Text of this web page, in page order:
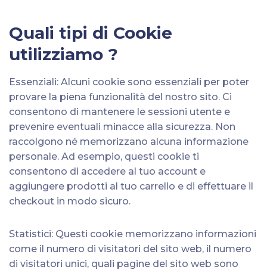
Quali tipi di Cookie
utilizziamo ?
Essenziali: Alcuni cookie sono essenziali per poter
provare la piena funzionalità del nostro sito. Ci
consentono di mantenere le sessioni utente e
prevenire eventuali minacce alla sicurezza. Non
raccolgono né memorizzano alcuna informazione
personale. Ad esempio, questi cookie ti
consentono di accedere al tuo account e
aggiungere prodotti al tuo carrello e di effettuare il
checkout in modo sicuro.
Statistici: Questi cookie memorizzano informazioni
come il numero di visitatori del sito web, il numero
di visitatori unici, quali pagine del sito web sono